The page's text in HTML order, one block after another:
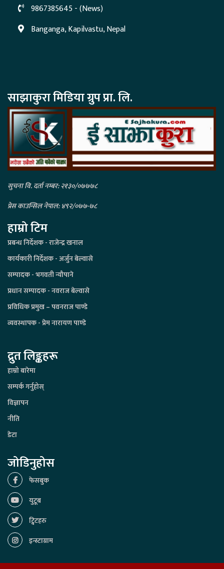
9867385645 - (News)
Banganga, Kapilvastu, Nepal
साझाकुरा मिडिया ग्रुप प्रा. लि.
सुचना वि. दर्ता नम्बर: २१३०/०७७७८
प्रेस काउन्सिल नेपाल: ४९२/०७७-७८
हाम्रो टिम
प्रबन्ध निर्देशक - राजेन्द्र खनाल
कार्यकारी निर्देशक - अर्जुन बेल्वासे
सम्पादक - भगवती न्यौपाने
प्रधान सम्पादक - नवराज बेल्वासे
प्रविधिक प्रमुख – पवनराज पाण्डे
व्यवस्थापक - प्रेम नारायण पाण्डे
द्रुत लिङ्कहरू
हाम्रो बारेमा
सम्पर्क गर्नुहोस्
विज्ञापन
नीति
डेटा
जोडिनुहोस
फेसबुक
युटूब
ट्विटहरु
इन्स्टाग्राम